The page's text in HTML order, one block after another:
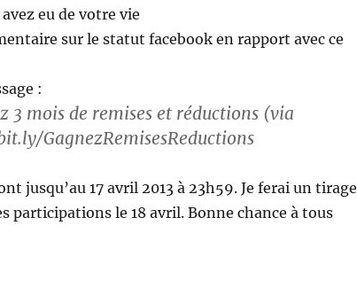
eu de votre vie
sur le statut facebook en rapport avec ce
:
3 mois de remises et réductions (via
GagnezRemisesReductions
jusqu’au 17 avril 2013 à 23h59. Je ferai un tirage
participations le 18 avril. Bonne chance à tous